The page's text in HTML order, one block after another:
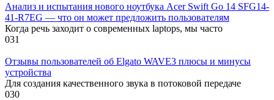
Анализ и испытания нового ноутбука Acer Swift Go 14 SFG14-
41-R7EG — что он может предложить пользователям
Когда речь заходит о современных laptops, мы часто
031
Отзывы пользователей об Elgato WAVE3 плюсы и минусы
устройства
Для создания качественного звука в потоковой передаче
030